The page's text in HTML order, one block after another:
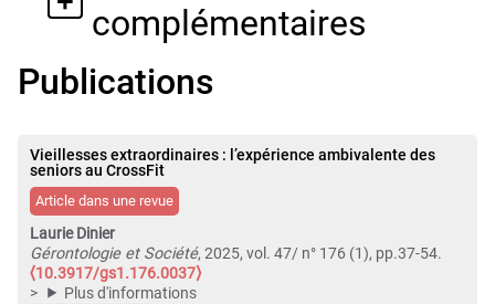
complémentaires
Publications
Vieillesses extraordinaires : l’expérience ambivalente des
seniors au CrossFit
Article dans une revue
Laurie Dinier
Gérontologie et Société, 2025, vol. 47/ n° 176 (1), pp.37-54.
⟨10.3917/gs1.176.0037⟩
Plus d'informations